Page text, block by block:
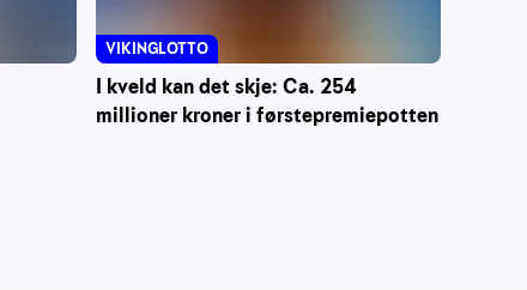
I kveld kan det skje: Ca. 254
millioner kroner i førstepremiepotten
VIKINGLOTTO